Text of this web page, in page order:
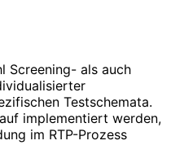
Screening- als auch
Testschemata.
implementiert werden,
im RTP-Prozess